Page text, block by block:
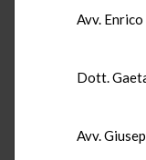
Avv.
Dott.
Avv.